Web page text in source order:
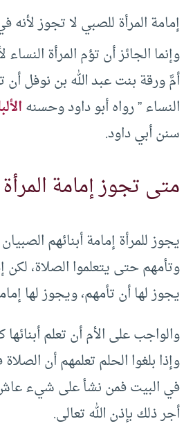
إمامة المرأة للصبي لا تجوز
وإنما الجائز أن تؤم المرأة النساء
أمَّ ورقة بنت عبد الله بن نوفل أن
النساء ” رواه أبو داود وحسنه
سنن أبي داود.
متى تجوز إمامة
يجوز للمرأة إمامة أبنائهم
وتأمهم حتى يتعلموا الصلاة، لكن
يجوز لها أن تأمهم، ويجوز لها
والواجب على الأم أن تعلم
وإذا بلغوا الحلم تعلمهم أن
في البيت فمن نشأ على شيء
أجر ذلك بإذن الله تعالى.